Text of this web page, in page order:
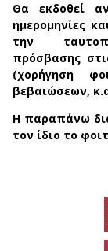
Θα εκδοθεί
ημερομηνίες
την
πρόσβασης
(χορήγηση
βεβαιώσεων,
Η παραπάνω
τον ίδιο το